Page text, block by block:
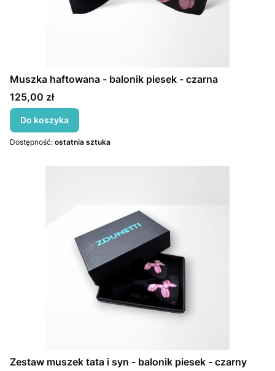
Muszka haftowana - balonik piesek - czarna
Cena
125,00 zł
Do koszyka
Dostępność: ostatnia sztuka
Zestaw muszek tata i syn - balonik piesek - czarny